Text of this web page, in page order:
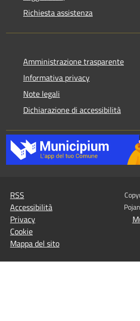
Richiesta assistenza
Amministrazione trasparente
Informativa privacy
Note legali
Dichiarazione di accessibilità
RSS
Accessibilità
Privacy
Cookie
Mappa del sito